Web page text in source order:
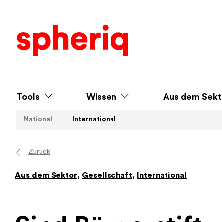
Tools Wissen Aus dem
National International
Zurück
Aus dem Sektor, Gesellschaft, International